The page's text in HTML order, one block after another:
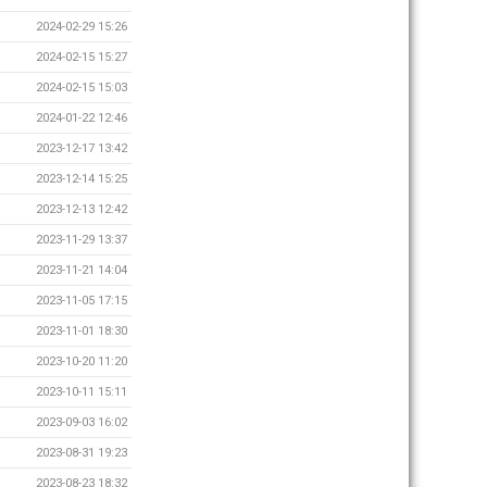
2024-02-29 15:26
2024-02-15 15:27
2024-02-15 15:03
2024-01-22 12:46
2023-12-17 13:42
2023-12-14 15:25
2023-12-13 12:42
2023-11-29 13:37
2023-11-21 14:04
2023-11-05 17:15
2023-11-01 18:30
2023-10-20 11:20
2023-10-11 15:11
2023-09-03 16:02
2023-08-31 19:23
2023-08-23 18:32